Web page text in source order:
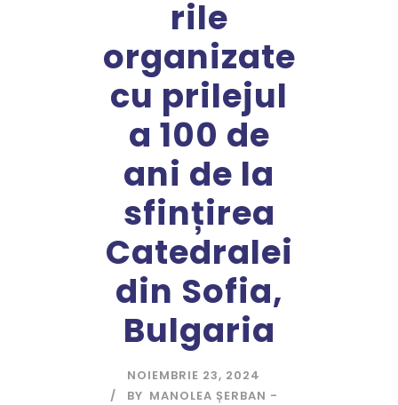
rile
organizate
cu prilejul
a 100 de
ani de la
sfințirea
Catedralei
din Sofia,
Bulgaria
NOIEMBRIE 23, 2024
BY MANOLEA ȘERBAN -